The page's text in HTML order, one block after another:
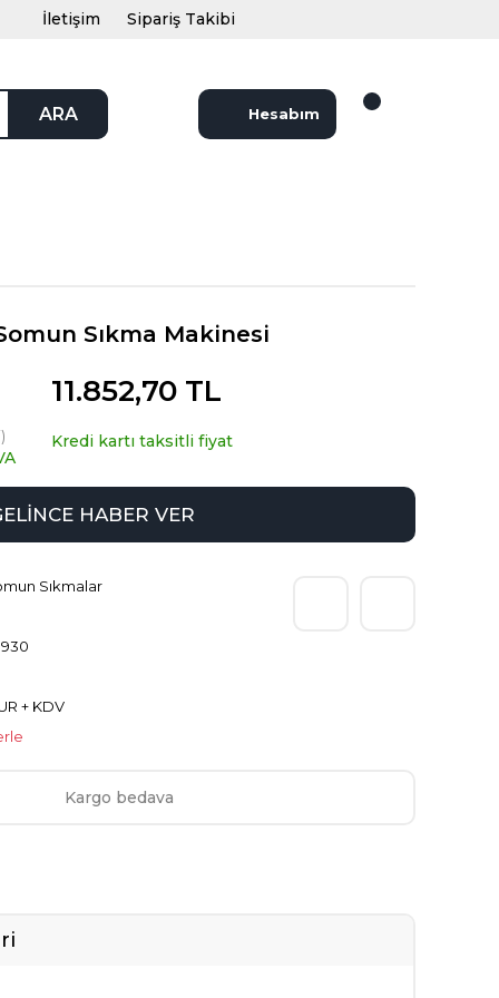
İletişim Sipariş Takibi
ARA Hesabım
Sıkma Makinesi
11.852,70 TL
Kredi kartı taksitli fiyat
HABER VER
Sıkmalar
+ KDV
Kargo bedava